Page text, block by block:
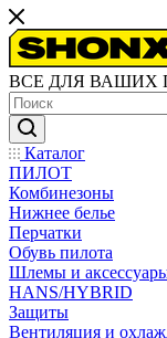
ВСЕ ДЛЯ ВАШИХ
Каталог
ПИЛОТ
Комбинезоны
Нижнее белье
Перчатки
Обувь пилота
Шлемы и
HANS/HYBRID
Защиты
Вентиляция и